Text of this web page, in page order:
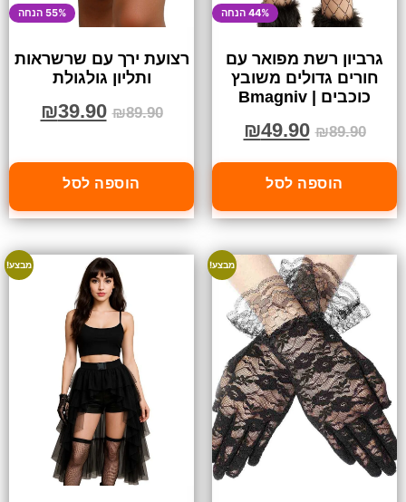
44% הנחה
גרביון רשת מפואר עם
חורים גדולים משובץ
כוכבים | Bmagniv
₪89.90
₪49.90
הוספה לסל
55% הנחה
רצועת ירך עם שרשראות
ותליון גולגולת
₪89.90
₪39.90
הוספה לסל
מבצע! מבצע!